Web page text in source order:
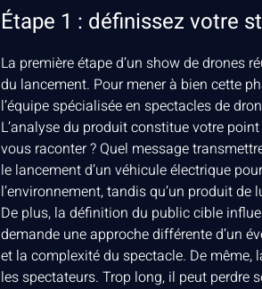
Étape 1 : définissez votre
La première étape d’un show de drones
du lancement. Pour mener à bien cette
l’équipe spécialisée en spectacles de
L’analyse du produit constitue votre
vous raconter ? Quel message
le lancement d’un véhicule électrique
l’environnement, tandis qu’un produit de
De plus, la définition du public cible
demande une approche différente d’un
et la complexité du spectacle. De même,
les spectateurs. Trop long, il peut perdre